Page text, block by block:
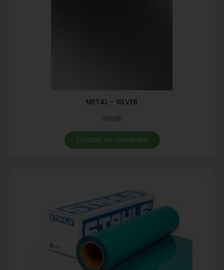
METAL - SILVER
SISER
Ontdek de varianten